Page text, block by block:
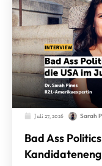
Juli 27, 2026 Sarah
Bad Ass